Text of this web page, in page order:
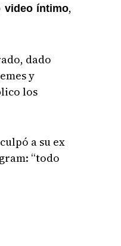
video íntimo,
dado
y
los
a su ex
“todo